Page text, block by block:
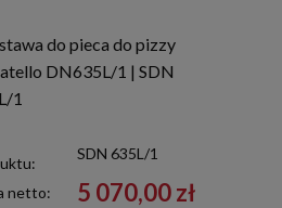
do pieca do pizzy
DN635L/1 | SDN
1
SDN 635L/1
netto: 5 070,00 zł